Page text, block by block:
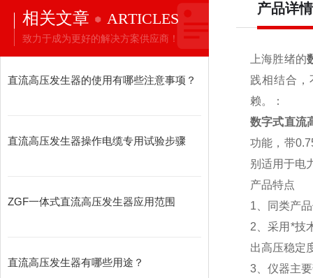
相关文章 ARTICLES
致力于成为更好的解决方案供应商！
直流高压发生器的使用有哪些注意事项？
直流高压发生器操作电缆专用试验步骤
ZGF一体式直流高压发生器应用范围
直流高压发生器有哪些用途？
产品详情
上海胜绪的
践相结合
赖。：
数字式直流
功能，带
别适用于电
产品特点
1、同类产
2、采用*技
出高压稳定
3、仪器主